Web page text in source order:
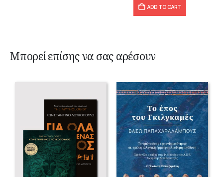
ADD TO CART
Μπορεί επίσης να σας αρέσουν